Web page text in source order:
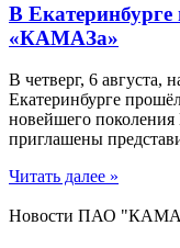
В Екатеринбурге
«КАМАЗа»
В четверг, 6 августа,
Екатеринбурге
новейшего
приглашены
Читать далее »
Новости ПАО